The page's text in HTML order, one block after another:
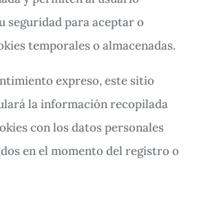
seguridad para aceptar o
temporales o almacenadas.
expreso, este sitio
la información recopilada
con los datos personales
en el momento del registro o